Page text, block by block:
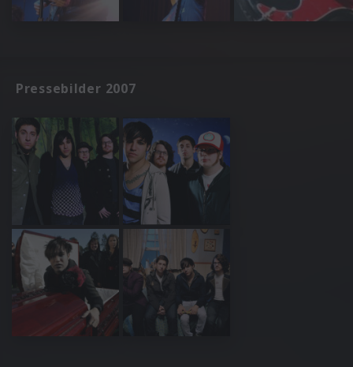
Pressebilder 2007